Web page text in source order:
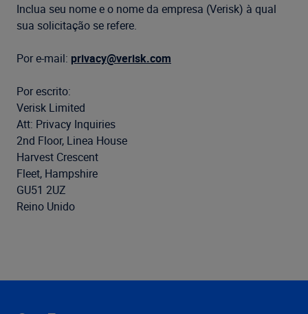
Inclua seu nome e o nome da empresa (Verisk) à qual
sua solicitação se refere.
Por e-mail: privacy@verisk.com
Por escrito:
Verisk Limited
Att: Privacy Inquiries
2nd Floor, Linea House
Harvest Crescent
Fleet, Hampshire
GU51 2UZ
Reino Unido